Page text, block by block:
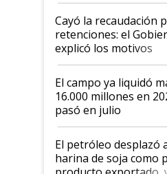
habló del
Cayó la recaudación
retenciones: el
explicó los motivos
El campo ya liquidó
16.000 millones en
pasó en julio
El petróleo desplazó
harina de soja como